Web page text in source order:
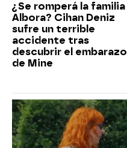
¿Se romperá la familia
Albora? Cihan Deniz
sufre un terrible
accidente tras
descubrir el embarazo
de Mine